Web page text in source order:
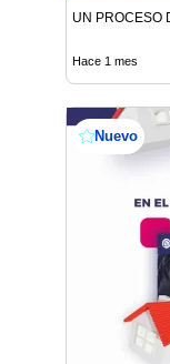
UN PROCESO
Hace 1 mes
Nuevo